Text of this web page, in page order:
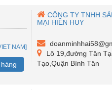
NAM]
CÔNG TY TNHH
MẠI HIỀN HUY
Lô 19,đường Tân
Tạo,Quận Bình Tân